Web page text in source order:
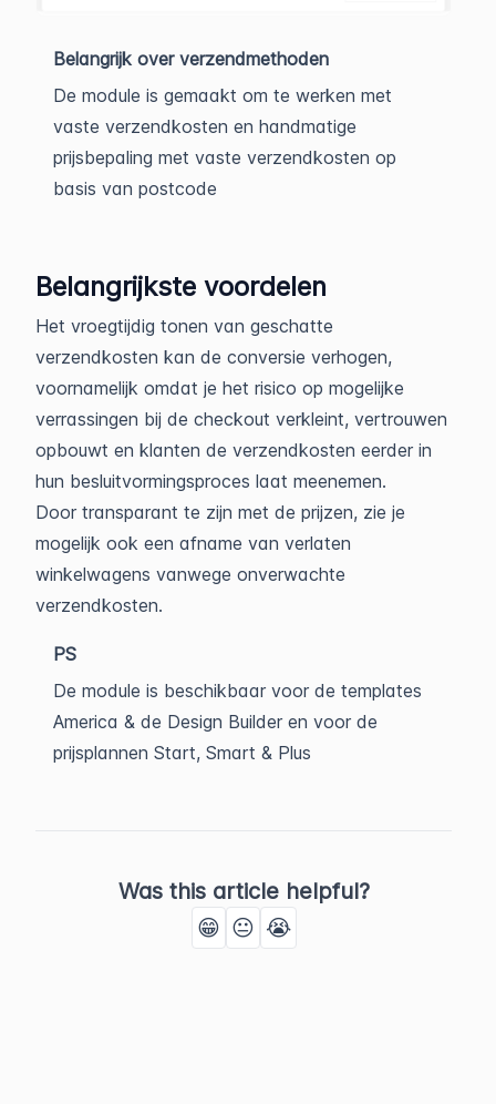
Belangrijk over verzendmethoden
De module is gemaakt om te werken met
vaste verzendkosten en handmatige
prijsbepaling met vaste verzendkosten op
basis van postcode
Belangrijkste voordelen
Het vroegtijdig tonen van geschatte
verzendkosten kan de conversie verhogen,
voornamelijk omdat je het risico op mogelijke
verrassingen bij de checkout verkleint, vertrouwen
opbouwt en klanten de verzendkosten eerder in
hun besluitvormingsproces laat meenemen.
Door transparant te zijn met de prijzen, zie je
mogelijk ook een afname van verlaten
winkelwagens vanwege onverwachte
verzendkosten.
PS
De module is beschikbaar voor de templates
America & de Design Builder en voor de
prijsplannen Start, Smart & Plus
Was this article helpful?
😁 😐 😭